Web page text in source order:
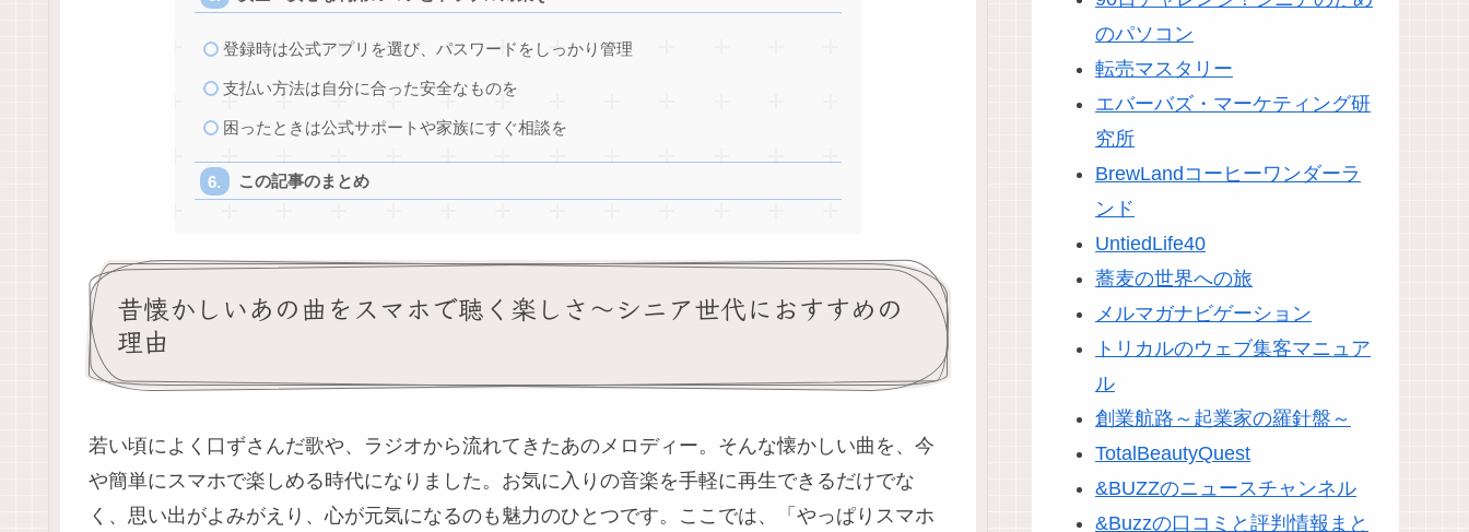
登録時は公式アプリを選び、パスワードをしっかり管理
支払い方法は自分に合った安全なものを
困ったときは公式サポートや家族にすぐ相談を
この記事のまとめ
昔懐かしいあの曲をスマホで聴く楽しさ～シニア世代におすすめの
理由
若い頃によく口ずさんだ歌や、ラジオから流れてきたあのメロディー。そんな懐かしい曲を、今
や簡単にスマホで楽しめる時代になりました。お気に入りの音楽を手軽に再生できるだけでな
く、思い出がよみがえり、心が元気になるのも魅力のひとつです。ここでは、「やっぱりスマホ
のパソコン
転売マスタリー
エバーバズ・マーケティング研
究所
BrewLandコーヒーワンダーラ
ンド
UntiedLife40
蕎麦の世界への旅
メルマガナビゲーション
トリカルのウェブ集客マニュア
ル
創業航路～起業家の羅針盤～
TotalBeautyQuest
&BUZZのニュースチャンネル
&Buzzの口コミと評判情報まと